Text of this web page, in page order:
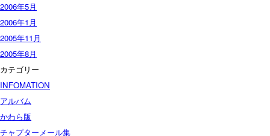
2006年5月
2006年1月
2005年11月
2005年8月
カテゴリー
INFOMATION
アルバム
かわら版
チャプターメール集